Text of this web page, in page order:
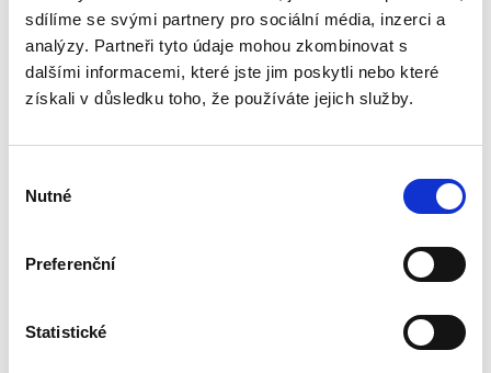
sdílíme se svými partnery pro sociální média, inzerci a
analýzy. Partneři tyto údaje mohou zkombinovat s
dalšími informacemi, které jste jim poskytli nebo které
získali v důsledku toho, že používáte jejich služby.
souhlasu
Nutné
Preferenční
Statistické
nejnovější judikatury...
Společné jmění
490,00 Kč